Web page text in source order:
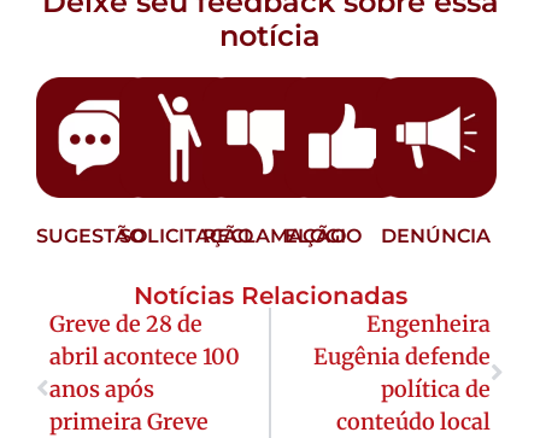
notícia
SUGESTÃOSOLICITAÇÃORECLAMAÇÃO
ELOGIO DENÚNCIA
Notícias Relacionadas
Greve de 28 de
abril acontece 100
anos após
primeira Greve
Engenheira
Eugênia defende
política de
conteúdo local